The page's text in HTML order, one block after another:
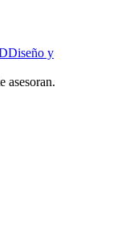
Diseño y
asesoran.